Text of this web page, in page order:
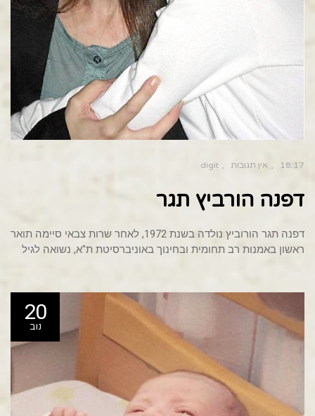
18:17 אין תגובות digit
דפנה הורביץ תגר
דפנה תגר הורוביץ נולדה בשנת 1972, לאחר שרות צבאי סיימה תואר
ראשון באמנות רב תחומית ובחינוך באוניברסיטת ת"א, נשואה לגיל
20
נוב